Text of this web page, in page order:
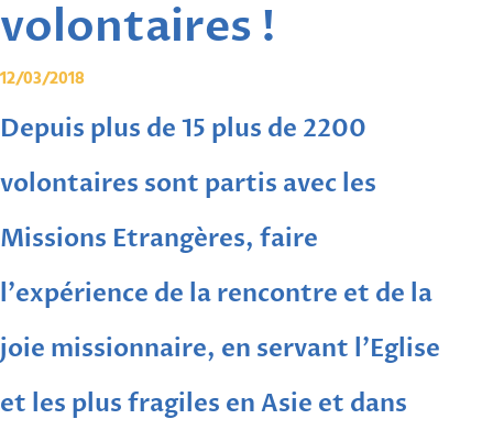
volontaires !
12/03/2018
Depuis plus de 15 plus de 2200
volontaires sont partis avec les
Missions Etrangères, faire
l'expérience de la rencontre et de la
joie missionnaire, en servant l'Eglise
et les plus fragiles en Asie et dans